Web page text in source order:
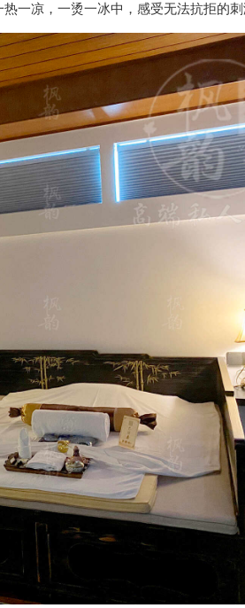
一凉，一烫一冰中，感受无法抗拒的刺